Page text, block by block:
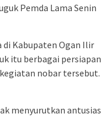
Pemda Lama Senin
di Kabupaten Ogan Ilir
itu berbagai persiapan
nobar tersebut.
menyurutkan antusias